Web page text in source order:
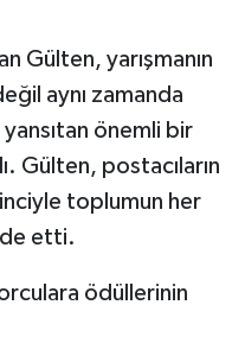
Gülten, yarışmanın
aynı zamanda
yansıtan önemli bir
Gülten, postacıların
toplumun her
etti.
ödüllerinin